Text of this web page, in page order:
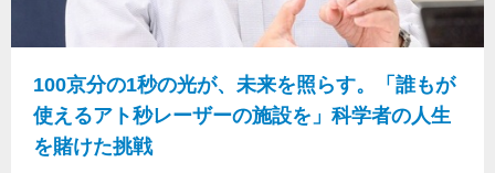
100京分の1秒の光が、未来を照らす。「誰もが
使えるアト秒レーザーの施設を」科学者の人生
を賭けた挑戦